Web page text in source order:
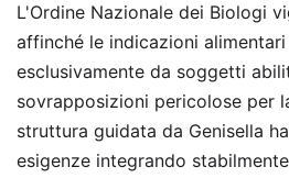
L'Ordine Nazionale dei Biologi
affinché le indicazioni
esclusivamente da soggetti
sovrapposizioni pericolose per
struttura guidata da Genisella
esigenze integrando